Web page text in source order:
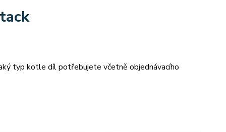
typ kotle díl potřebujete včetně objednávacího